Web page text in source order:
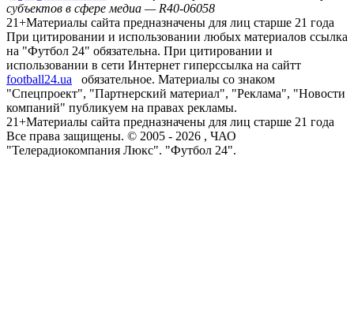
субъектов в сфере медиа — R40-06058
21+Материалы сайта предназначены для лиц старше 21 года
При цитировании и использовании любых материалов ссылка
на "Футбол 24" обязательна. При цитировании и
использовании в сети Интернет гиперссылка на сайтт
football24.ua
обязательное. Материалы со знаком
"Спецпроект", "Партнерский материал", "Реклама", "Новости
компаний" публикуем на правах рекламы.
21+Материалы сайта предназначены для лиц старше 21 года
Все права защищены. © 2005 - 2026 , ЧАО
"Телерадиокомпания Люкс". "Футбол 24".